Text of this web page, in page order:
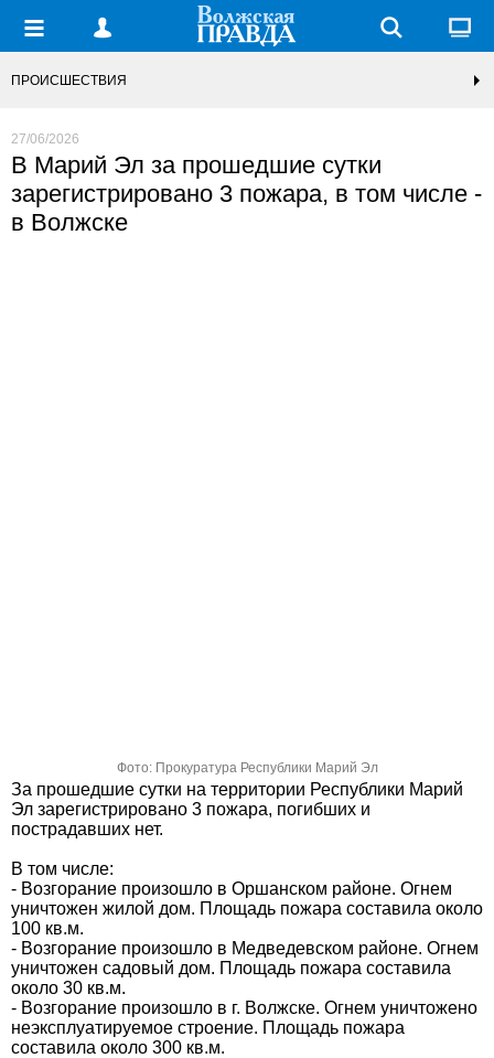
ПРОИСШЕСТВИЯ
27/06/2026
В Марий Эл за прошедшие сутки
зарегистрировано 3 пожара, в том числе -
в Волжске
Фото: Прокуратура Республики Марий Эл
За прошедшие сутки на территории Республики Марий
Эл зарегистрировано 3 пожара, погибших и
пострадавших нет.
В том числе:
- Возгорание произошло в Оршанском районе. Огнем
уничтожен жилой дом. Площадь пожара составила около
100 кв.м.
- Возгорание произошло в Медведевском районе. Огнем
уничтожен садовый дом. Площадь пожара составила
около 30 кв.м.
- Возгорание произошло в г. Волжске. Огнем уничтожено
неэксплуатируемое строение. Площадь пожара
составила около 300 кв.м.